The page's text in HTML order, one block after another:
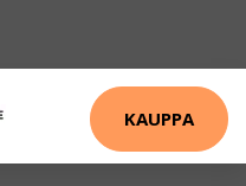
KAUPPA